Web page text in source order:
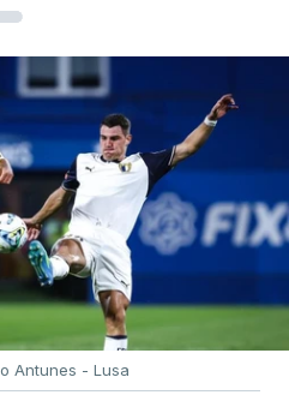
Antunes - Lusa